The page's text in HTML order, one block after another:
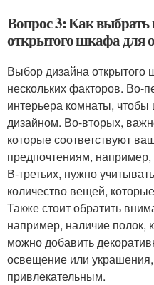
Вопрос 3: Как
открытого шкафа для
Выбор дизайна открытого
нескольких факторов. Во-
интерьера комнаты,
дизайном. Во-вторых,
которые соответствуют
предпочтениям,
В-третьих, нужно
количество вещей,
Также стоит обратить
например, наличие полок,
можно добавить
освещение или
привлекательным.